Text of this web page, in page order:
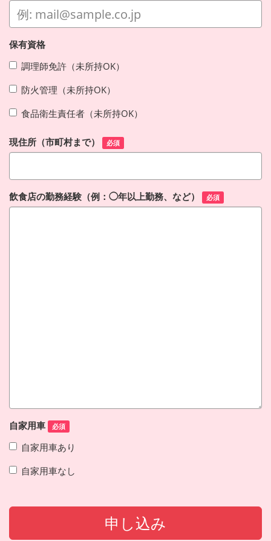
保有資格
調理師免許（未所持OK）
防火管理（未所持OK）
食品衛生責任者（未所持OK）
現住所（市町村まで） 必須
飲食店の勤務経験（例：◯年以上勤務、など） 必須
自家用車 必須
自家用車あり
自家用車なし
申し込み